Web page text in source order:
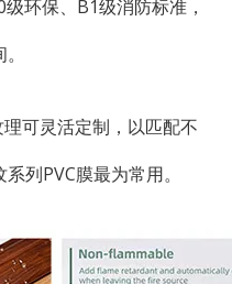
级环保、B1级消防标准，
可灵活定制，以匹配不
列PVC膜最为常用。